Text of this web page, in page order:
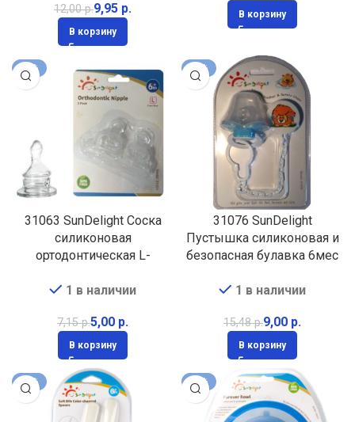
12,00р.9,95 р.
В корзину
В корзину
-30%
31063 SunDelight Соска
силиконовая
ортодонтическая L-
1 в наличии
7,15р.5,00 р.
В корзину
-42%
31076 SunDelight
Пустышка силиконовая и
безопасная булавка 6мес
1 в наличии
15,48р.9,00 р.
В корзину
-10% -30%